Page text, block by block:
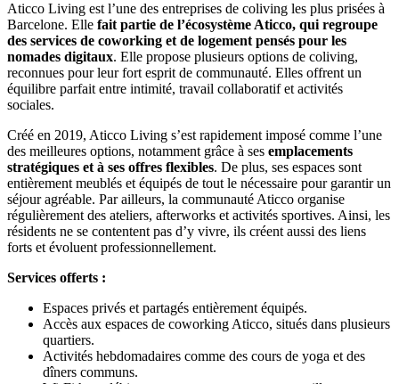
Aticco Living est l’une des entreprises de coliving les plus prisées à
Barcelone. Elle fait partie de l’écosystème Aticco, qui regroupe
des services de coworking et de logement pensés pour les
nomades digitaux. Elle propose plusieurs options de coliving,
reconnues pour leur fort esprit de communauté. Elles offrent un
équilibre parfait entre intimité, travail collaboratif et activités
sociales.
Créé en 2019, Aticco Living s’est rapidement imposé comme l’une
des meilleures options, notamment grâce à ses emplacements
stratégiques et à ses offres flexibles. De plus, ses espaces sont
entièrement meublés et équipés de tout le nécessaire pour garantir un
séjour agréable. Par ailleurs, la communauté Aticco organise
régulièrement des ateliers, afterworks et activités sportives. Ainsi, les
résidents ne se contentent pas d’y vivre, ils créent aussi des liens
forts et évoluent professionnellement.
Services offerts :
Espaces privés et partagés entièrement équipés.
Accès aux espaces de coworking Aticco, situés dans plusieurs
quartiers.
Activités hebdomadaires comme des cours de yoga et des
dîners communs.